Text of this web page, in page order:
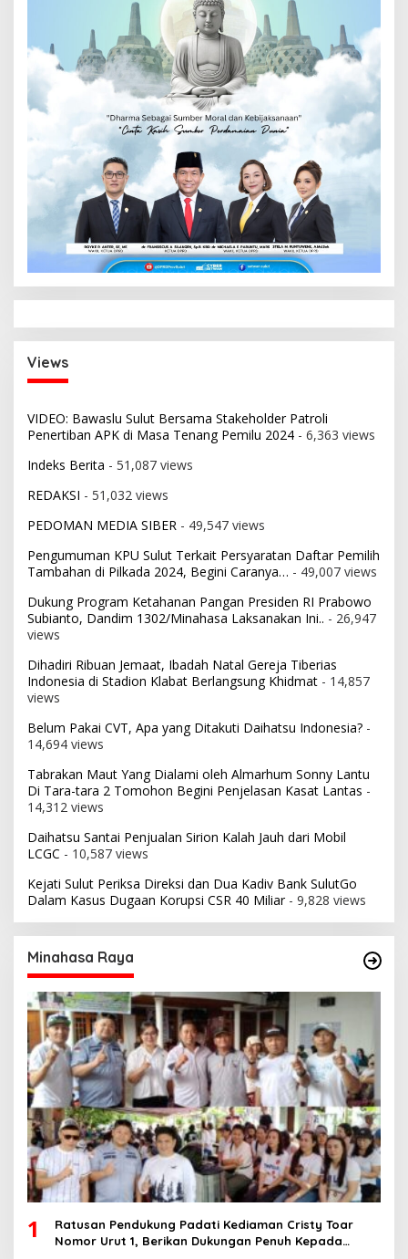
Views
VIDEO: Bawaslu Sulut Bersama Stakeholder Patroli
Penertiban APK di Masa Tenang Pemilu 2024 - 6,363 views
Indeks Berita - 51,087 views
REDAKSI - 51,032 views
PEDOMAN MEDIA SIBER - 49,547 views
Pengumuman KPU Sulut Terkait Persyaratan Daftar Pemilih
Tambahan di Pilkada 2024, Begini Caranya… - 49,007 views
Dukung Program Ketahanan Pangan Presiden RI Prabowo
Subianto, Dandim 1302/Minahasa Laksanakan Ini.. - 26,947
views
Dihadiri Ribuan Jemaat, Ibadah Natal Gereja Tiberias
Indonesia di Stadion Klabat Berlangsung Khidmat - 14,857
views
Belum Pakai CVT, Apa yang Ditakuti Daihatsu Indonesia? -
14,694 views
Tabrakan Maut Yang Dialami oleh Almarhum Sonny Lantu
Di Tara-tara 2 Tomohon Begini Penjelasan Kasat Lantas -
14,312 views
Daihatsu Santai Penjualan Sirion Kalah Jauh dari Mobil
LCGC - 10,587 views
Kejati Sulut Periksa Direksi dan Dua Kadiv Bank SulutGo
Dalam Kasus Dugaan Korupsi CSR 40 Miliar- 9,828 views
Minahasa Raya
1
Ratusan Pendukung Padati Kediaman Cristy Toar
Nomor Urut 1, Berikan Dukungan Penuh Kepada